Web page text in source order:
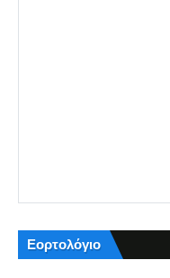
Εορτολόγιο